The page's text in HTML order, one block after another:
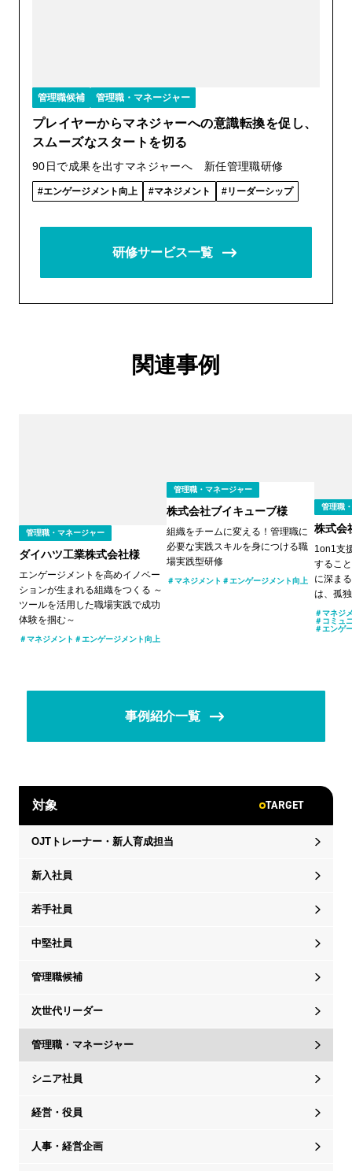
管理職候補 管理職・マネージャー
プレイヤーからマネジャーへの意識転換を促し、
スムーズなスタートを切る
90日で成果を出すマネジャーへ 新任管理職研修
エンゲージメント向上 マネジメント リーダーシップ
研修サービス一覧
関連事例
管理職・マネージャー
ダイハツ工業株式会社様
エンゲージメントを高めイノベー
ションが生まれる組織をつくる ～
ツールを活用した職場実践で成功
体験を掴む～
マネジメント エンゲージメント向上
管理職・マネージャー
株式会社ブイキューブ様
組織をチームに変える！管理職に
必要な実践スキルを身につける職
場実践型研修
マネジメント エンゲージメント向上
管理職
株式会
1on1支
するこ
に深ま
は、孤
マネジ
コミュ
エンゲ
事例紹介一覧
対象 TARGET
OJTトレーナー・新人育成担当
新入社員
若手社員
中堅社員
管理職候補
次世代リーダー
管理職・マネージャー
シニア社員
経営・役員
人事・経営企画